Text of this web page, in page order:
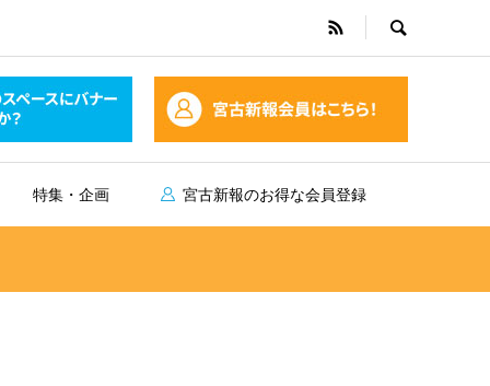
特集・企画 宮古新報のお得な会員登録